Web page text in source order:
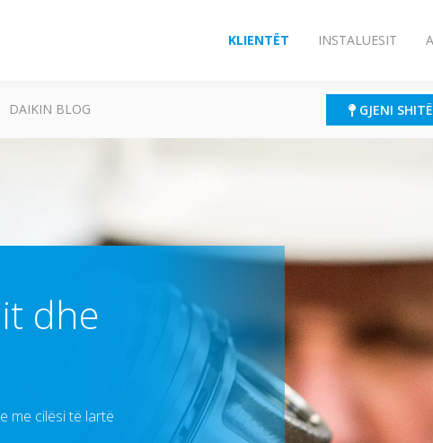
KLIENTËT INSTALUESIT
DAIKIN BLOG GJENI
dhe
me cilësi të lartë